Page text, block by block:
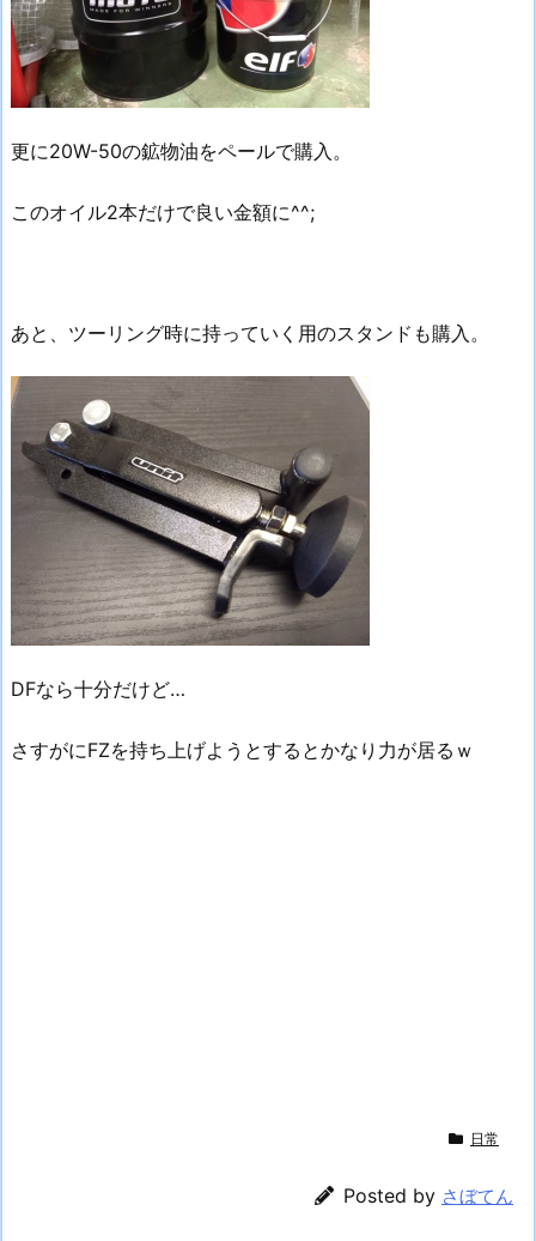
更に20W-50の鉱物油をペールで購入。
このオイル2本だけで良い金額に^^;
あと、ツーリング時に持っていく用のスタンドも購入。
DFなら十分だけど…
さすがにFZを持ち上げようとするとかなり力が居るｗ
日常
Posted by さぼてん